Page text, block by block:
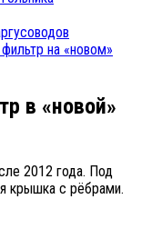
на «новом»
в «новой»
2012 года. Под
крышка с рёбрами.